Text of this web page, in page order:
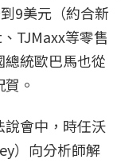
9美元（約合新
TJMaxx等零售
統歐巴馬也從
。
會中，時任沃
）向分析師解